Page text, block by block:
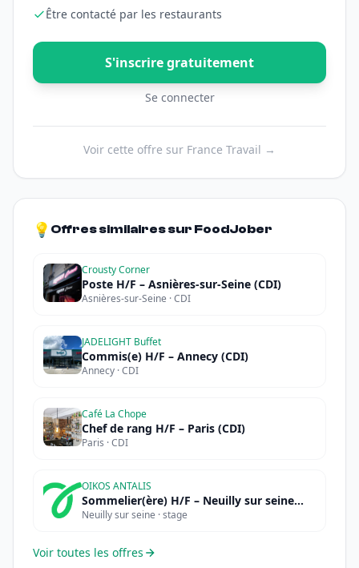
Être contacté par les restaurants
S'inscrire gratuitement
Se connecter
Voir cette offre sur France Travail →
💡 Offres similaires sur FoodJober
Crousty Corner
Poste H/F – Asnières-sur-Seine (CDI)
Asnières-sur-Seine · CDI
JADELIGHT Buffet
Commis(e) H/F – Annecy (CDI)
Annecy · CDI
Café La Chope
Chef de rang H/F – Paris (CDI)
Paris · CDI
OIKOS ANTALIS
Sommelier(ère) H/F – Neuilly sur seine
(STAGE)
Neuilly sur seine · stage
Voir toutes les offres